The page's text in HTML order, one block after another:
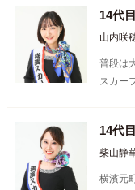
14代
山内咲
普段は
スカー
14代
柴山静
横濱元